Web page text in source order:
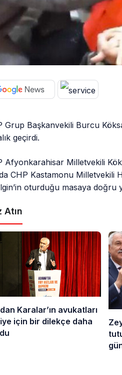
Grup Başkanvekili Burcu
geçirdi.
Afyonkarahisar Milletvekili
CHP Kastamonu Milletvekili
oturduğu masaya doğru
Atın
Karalar’ın avukatları
için bir dilekçe daha